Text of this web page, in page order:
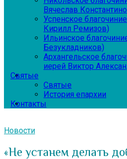
Вячеслав
Успенское
Кирилл Ремизов)
Ильинское
Безукладников)
Архангельское
иерей Виктор
Святые
Святые
История епархии
Контакты
Новости
«Не устанем делать